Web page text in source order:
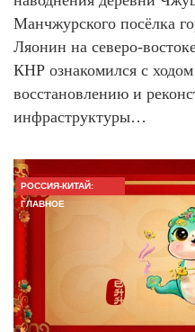
Манчжурского посёлка
Ляонин на северо-
КНР ознакомился с
восстановлению и
инфраструктуры…
РОССИЯ-КИТАЙ:
ГЛАВНОЕ